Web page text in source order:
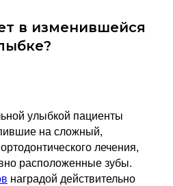
в изменившейся
улыбкой пациенты
на сложный,
лечения,
расположенные зубы.
наградой действительно